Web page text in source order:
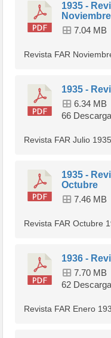
1935 -
Noviembre
7.04 MB
Revista FAR
1935 -
6.34 MB
66
Revista FAR Julio 1935
1935 -
Octubre
7.46 MB
Revista FAR Octubre
1936 -
7.70 MB
62
Revista FAR Enero